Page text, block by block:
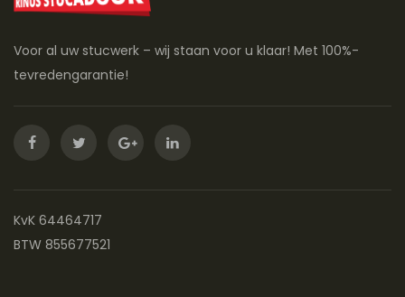
Voor al uw stucwerk – wij staan voor u klaar! Met 100%-
tevredengarantie!
KvK 64464717
BTW 855677521